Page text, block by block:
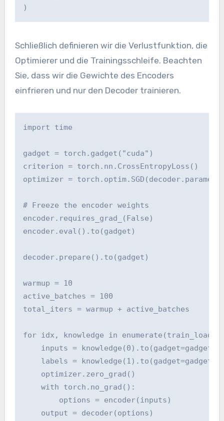
)
Schließlich definieren wir die Verlustfunktion, die
Optimierer und die Trainingsschleife. Beachten
Sie, dass wir die Gewichte des Encoders
einfrieren und nur den Decoder trainieren.
import time
gadget = torch.gadget("cuda")
criterion = torch.nn.CrossEntropyLoss()
optimizer =
# Freeze the encoder weights
encoder.requires_grad_(False)
encoder.eval().to(gadget)
decoder.prepare().to(gadget)
warmup = 10
active_batches = 100
total_iters = warmup + active_batches
for idx, knowledge in
inputs = knowledge(0).to(gadget=gadget,
labels = knowledge(1).to(gadget=gadget,
    optimizer.zero_grad()
    with torch.no_grad():
        options = encoder(inputs)
    output = decoder(options)